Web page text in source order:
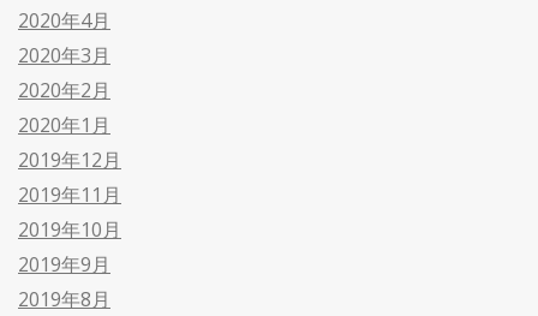
2020年4月
2020年3月
2020年2月
2020年1月
2019年12月
2019年11月
2019年10月
2019年9月
2019年8月